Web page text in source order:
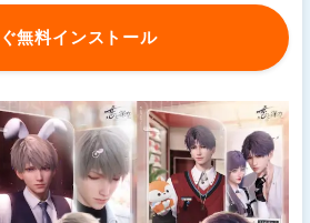
無料インストール